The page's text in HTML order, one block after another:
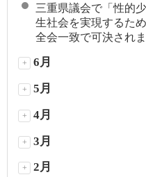
三重県議会で「性的
生社会を実現するた
全会一致で可決され
+ 6月
+ 5月
+ 4月
+ 3月
+ 2月